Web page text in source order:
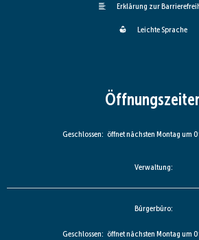
Erklärung zur
Leichte Sprache
Klicken, um weitere Öffnungs- oder
Geschlossen: öffnet nächsten Montag um
Verwaltung:
Bürgerbüro:
Klicken, um weitere Öffnungs- oder
Geschlossen: öffnet nächsten Montag um